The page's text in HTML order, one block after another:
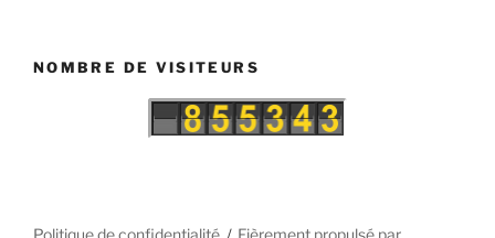
NOMBRE DE VISITEURS